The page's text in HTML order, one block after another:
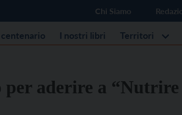
Chi Siamo
I nostri libri Territori
per aderire a “Nutrire